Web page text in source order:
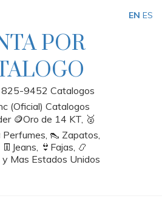
POR
9452 Catalogos
(Oficial) Catalogos
🪙Oro de 14 KT, 🥈
👠 Zapatos,
👙Fajas, 📿
Mas Estados Unidos
EN ES